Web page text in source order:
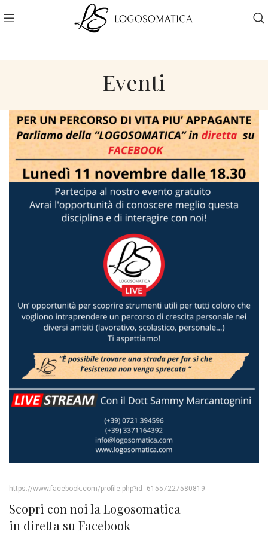
Eventi
https://www.facebook.com/profile.php?id=61557227580819
Scopri con noi la Logosomatica
in diretta su Facebook